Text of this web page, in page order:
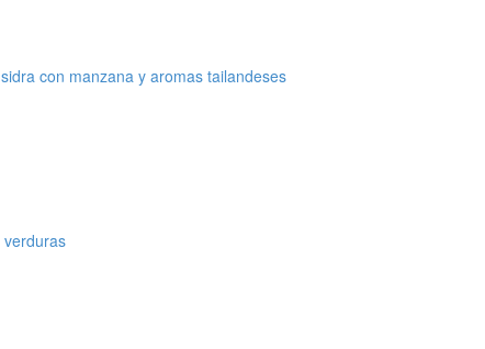
con manzana y aromas tailandeses
verduras